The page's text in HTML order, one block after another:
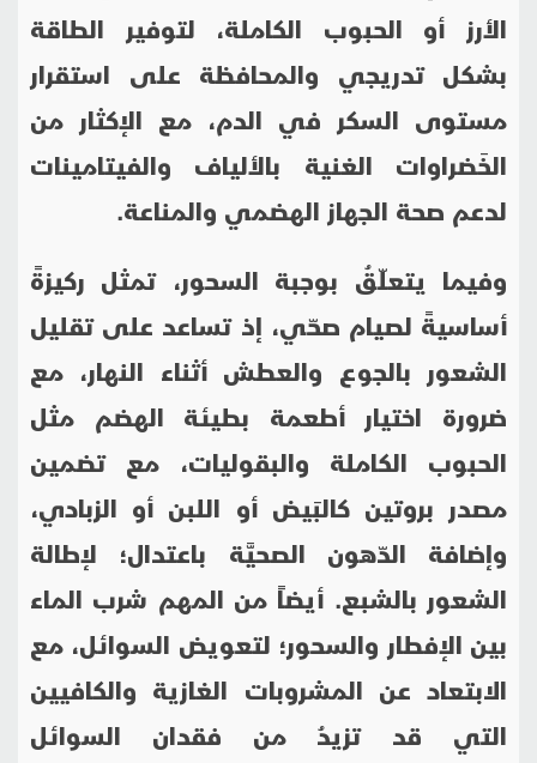
الأرز أو الحبوب الكاملة، لتوفير الطاقة
بشكل تدريجي والمحافظة على استقرار
مستوى السكر في الدم، مع الإكثار من
الخَضراوات الغنية بالألياف والفيتامينات
لدعم صحة الجهاز الهضمي والمناعة.
وفيما يتعلّقُ بوجبة السحور، تمثل ركيزةً
أساسيةً لصيام صحّي، إذ تساعد على تقليل
الشعور بالجوع والعطش أثناء النهار، مع
ضرورة اختيار أطعمة بطيئة الهضم مثل
الحبوب الكاملة والبقوليات، مع تضمين
مصدر بروتين كالبَيض أو اللبن أو الزبادي،
وإضافة الدّهون الصحيَّة باعتدال؛ لإطالة
الشعور بالشبع. أيضاً من المهم شرب الماء
بين الإفطار والسحور؛ لتعويض السوائل، مع
الابتعاد عن المشروبات الغازية والكافيين
التي قد تزيدُ من فقدان السوائل